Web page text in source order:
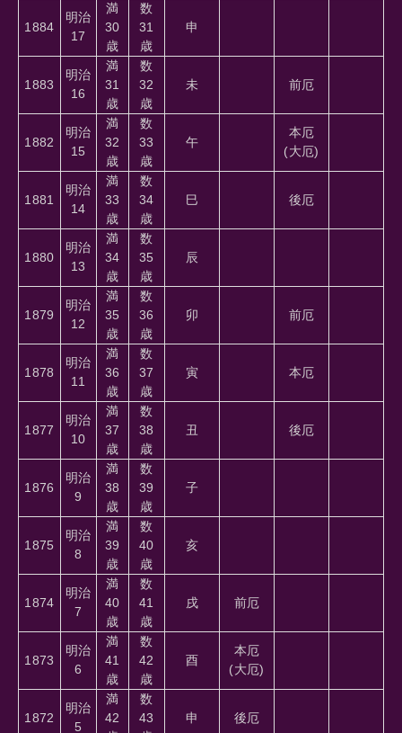
1884
明治
17
満
30
歳
数
31
歳
申
1883
明治
16
満
31
歳
数
32
歳
未 前厄
1882
明治
15
満
32
歳
数
33
歳
午
本厄
(大厄)
1881
明治
14
満
33
歳
数
34
歳
巳 後厄
1880
明治
13
満
34
歳
数
35
歳
辰
1879
明治
12
満
35
歳
数
36
歳
卯 前厄
1878
明治
11
満
36
歳
数
37
歳
寅 本厄
1877
明治
10
満
37
歳
数
38
歳
丑 後厄
1876
明治
9
満
38
歳
数
39
歳
子
1875
明治
8
満
39
歳
数
40
歳
亥
1874
明治
7
満
40
歳
数
41
歳
戌 前厄
1873
明治
6
満
41
歳
数
42
歳
酉
本厄
(大厄)
1872
明治
5
満
42
数
43
申 後厄